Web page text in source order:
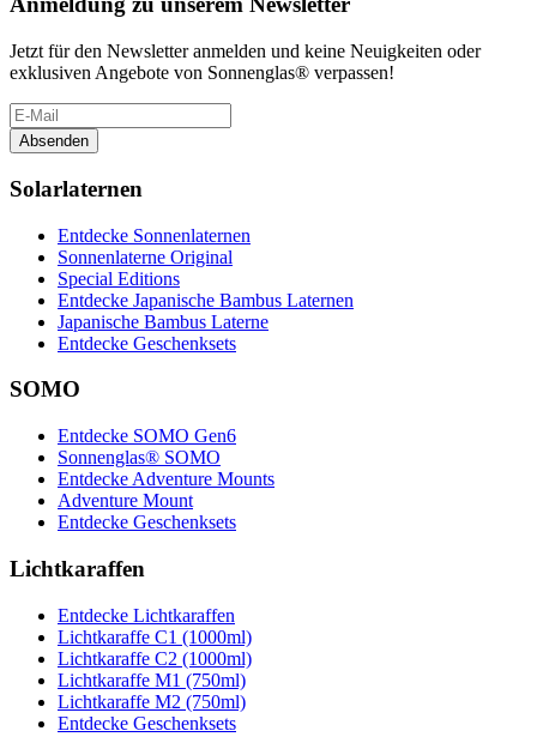
Jetzt für den Newsletter anmelden und keine Neuigkeiten oder
exklusiven Angebote von Sonnenglas® verpassen!
Absenden
Solarlaternen
Entdecke Sonnenlaternen
Sonnenlaterne Original
Special Editions
Entdecke Japanische Bambus Laternen
Japanische Bambus Laterne
Entdecke Geschenksets
SOMO
Entdecke SOMO Gen6
Sonnenglas® SOMO
Entdecke Adventure Mounts
Adventure Mount
Entdecke Geschenksets
Lichtkaraffen
Entdecke Lichtkaraffen
Lichtkaraffe C1 (1000ml)
Lichtkaraffe C2 (1000ml)
Lichtkaraffe M1 (750ml)
Lichtkaraffe M2 (750ml)
Entdecke Geschenksets